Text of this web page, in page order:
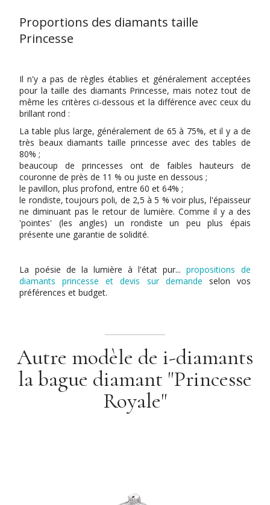
Proportions des diamants taille
Princesse
Il n'y a pas de règles établies et généralement acceptées
pour la taille des diamants Princesse, mais notez tout de
même les critères ci-dessous et la différence avec ceux du
brillant rond :
La table plus large, généralement de 65 à 75%, et il y a de
très beaux diamants taille princesse avec des tables de
80% ;
beaucoup de princesses ont de faibles hauteurs de
couronne de près de 11 % ou juste en dessous ;
le pavillon, plus profond, entre 60 et 64% ;
le rondiste, toujours poli, de 2,5 à 5 % voir plus, l'épaisseur
ne diminuant pas le retour de lumière. Comme il y a des
'pointes' (les angles) un rondiste un peu plus épais
présente une garantie de solidité.
La poésie de la lumière à l'état pur...propositions de
diamants princesse et devis sur demande selon vos
préférences et budget.
Autre modèle de i-diamants
la bague diamant "Princesse
Royale"